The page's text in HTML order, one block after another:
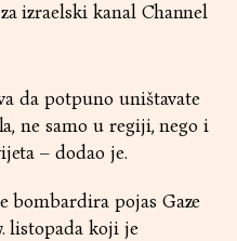
izraelski kanal Channel
da potpuno uništavate
ne samo u regiji, nego i
– dodao je.
bombardira pojas Gaze
listopada koji je